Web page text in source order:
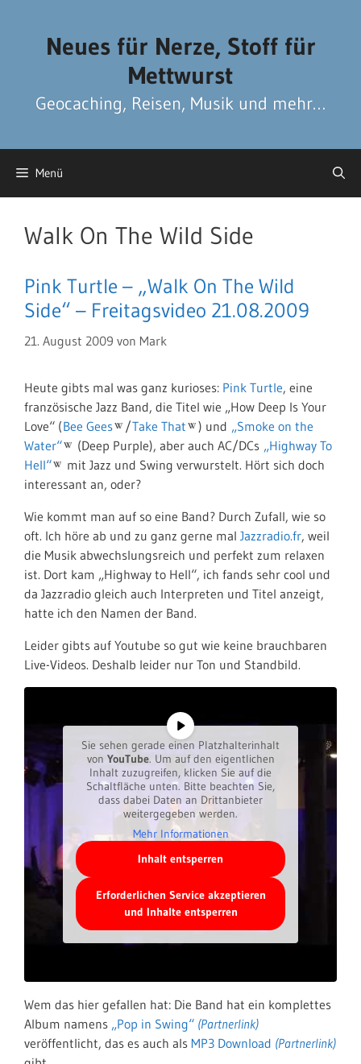
Neues für Nerze, Stoff für
Mettwurst
Geocaching, Reisen, Musik und mehr…
Menü
Walk On The Wild Side
Pink Turtle – „Walk On The Wild
Side“ – Freitagsvideo 21.08.2009
21. August 2009 von Mark
Heute gibts mal was ganz kurioses: Pink Turtle, eine
französische Jazz Band, die Titel wie „How Deep Is Your
Love“ (Bee Gees /Take That ) und „Smoke on the
Water“
(Deep Purple), aber auch AC/DCs „Highway To
Hell“
mit Jazz und Swing verwurstelt. Hört sich doch
interessant an, oder?
Wie kommt man auf so eine Band? Durch Zufall, wie so
oft. Ich höre ab und zu ganz gerne mal Jazzradio.fr, weil
die Musik abwechslungsreich und perfekt zum relaxen
ist. Dort kam „Highway to Hell“, ich fands sehr cool und
da Jazzradio gleich auch Interpreten und Titel anzeigt,
hatte ich den Namen der Band.
Leider gibts auf Youtube so gut wie keine brauchbaren
Live-Videos. Deshalb leider nur Ton und Standbild.
Sie sehen gerade einen Platzhalterinhalt
von YouTube. Um auf den eigentlichen
Inhalt zuzugreifen, klicken Sie auf die
Schaltfläche unten. Bitte beachten Sie,
dass dabei Daten an Drittanbieter
weitergegeben werden.
Mehr Informationen
Inhalt entsperren
Erforderlichen Service akzeptieren
und Inhalte entsperren
Wem das hier gefallen hat: Die Band hat ein komplettes
Album namens „Pop in Swing“
veröffentlicht, das es auch als MP3 Download